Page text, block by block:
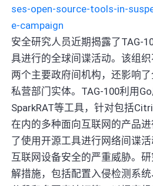
ses-open-source-tools-in-
e-campaign
安全研究人员近期揭露了TAG-
具进行的全球间谍活动。该组
两个主要政府间机构，还影响
私营部门实体。TAG-100利用
SparkRAT等工具，针对包括
在内的多种面向互联网的产品
了使用开源工具进行网络间谍
互联网设备安全的严重威胁。
解措施，包括配置入侵检测系